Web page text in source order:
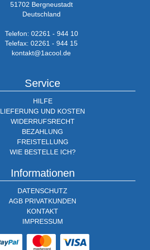
51702 Bergneustadt
Deutschland
Telefon: 02261 - 944 10
Telefax: 02261 - 944 15
kontakt@1acool.de
Service
HILFE
LIEFERUNG UND KOSTEN
WIDERRUFSRECHT
BEZAHLUNG
FREISTELLUNG
WIE BESTELLE ICH?
Informationen
DATENSCHUTZ
AGB PRIVATKUNDEN
KONTAKT
IMPRESSUM